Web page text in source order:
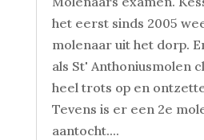
het eerst sinds 2005
molenaar uit het dorp.
als St' Anthoniusmolen
heel trots op en
Tevens is er een 2e
aantocht....